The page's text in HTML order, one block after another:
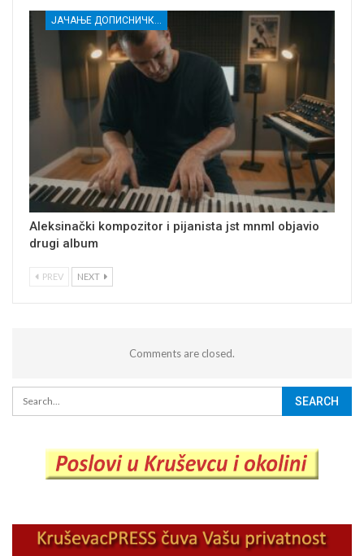
ЈАЧАЊЕ ДОПИСНИЧКЕ МРЕЖЕ НЕЗАВИСНИХ МЕДИЈА У РАСИНСКОМ ОКРУГУ
Aleksinački kompozitor i pijanista jst mnml objavio
drugi album
PREV NEXT
Comments are closed.